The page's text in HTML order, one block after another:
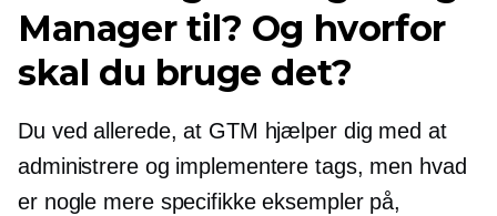
Manager til? Og hvorfor
skal du bruge det?
Du ved allerede, at GTM hjælper dig med at
administrere og implementere tags, men hvad
er nogle mere specifikke eksempler på,